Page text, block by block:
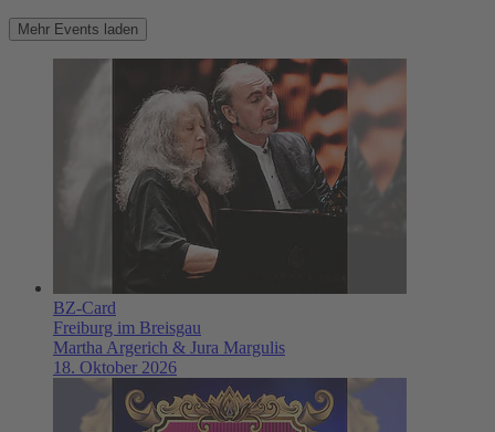
Mehr Events laden
BZ-Card
Freiburg im Breisgau
Martha Argerich & Jura Margulis
18. Oktober 2026